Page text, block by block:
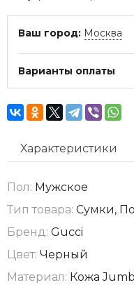
Ваш город: Москва
Варианты оплаты
Характеристики
Пол: Мужское
Тип товара: Сумки,
Бренд: Gucci
Цвет: Черный
Материал: Кожа